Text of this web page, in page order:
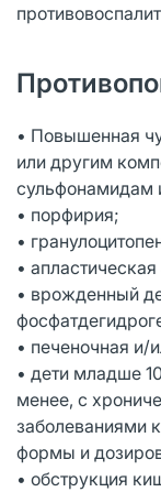
• Повышенная
или другим
сульфонамидам
• порфирия;
•
•
• врожденный
• печеночная и/
• дети младше
менее, с
заболеваниями
формы и
• обструкция